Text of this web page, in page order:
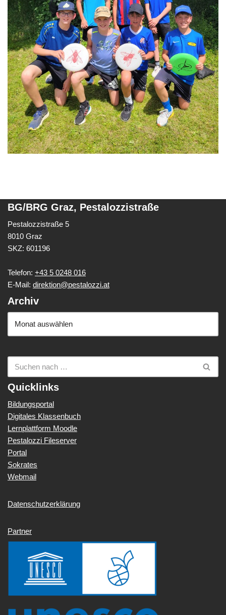
BG/BRG Graz, Pestalozzistraße
Pestalozzistraße 5
8010 Graz
SKZ: 601196
Telefon: +43 5 0248 016
E-Mail: direktion@pestalozzi.at
Archiv
Quicklinks
Bildungsportal
Digitales Klassenbuch
Lernplattform Moodle
Pestalozzi Fileserver
Portal
Sokrates
Webmail
Datenschutzerklärung
Partner